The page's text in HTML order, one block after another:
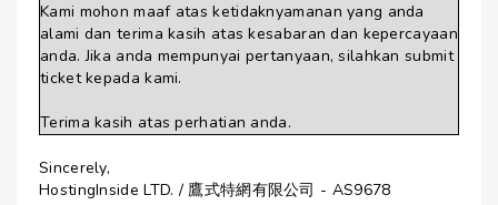
Kami mohon maaf atas ketidaknyamanan yang anda
alami dan terima kasih atas kesabaran dan kepercayaan
anda. Jika anda mempunyai pertanyaan, silahkan submit
ticket kepada kami.
Terima kasih atas perhatian anda.
Sincerely,
HostingInside LTD. / 鷹式特網有限公司 - AS9678